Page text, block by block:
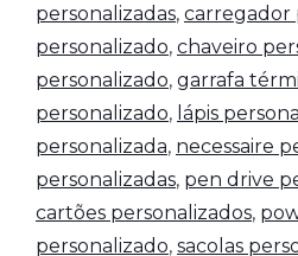
personalizadas, carregador
personalizado, chaveiro
personalizado, garrafa
personalizado, lápis
personalizada, necessaire
personalizadas, pen drive
cartões personalizados,
personalizado, sacolas